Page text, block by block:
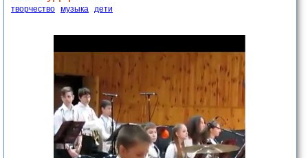
творчество музыка дети